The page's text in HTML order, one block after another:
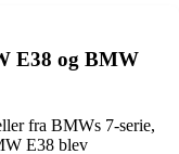
E38 og BMW
fra BMWs 7-serie,
E38 blev